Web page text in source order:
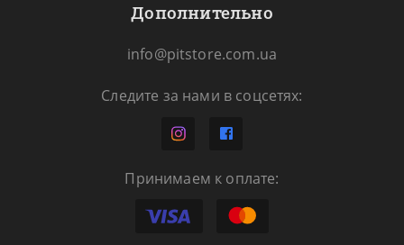
Дополнительно
info@pitstore.com.ua
Следите за нами в соцсетях:
Принимаем к оплате: